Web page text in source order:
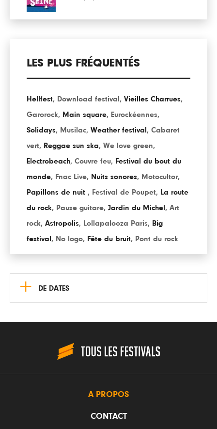
LES PLUS FRÉQUENTÉS
Hellfest, Download festival , Vieilles Charrues,
Garorock, Main square, Eurockéennes,
Solidays, Musilac, Weather festival , Cabaret
vert, Reggae sun ska, We love green,
Electrobeach, Couvre feu, Festival du bout du
monde, Fnac Live, Nuits sonores, Motocultor,
Papillons de nuit , Festival de Poupet, La route
du rock, Pause guitare, Jardin du Michel , Art
rock, Astropolis, Lollapalooza Paris, Big
festival , No logo, Fête du bruit, Pont du rock
+ DE DATES
A PROPOS
CONTACT